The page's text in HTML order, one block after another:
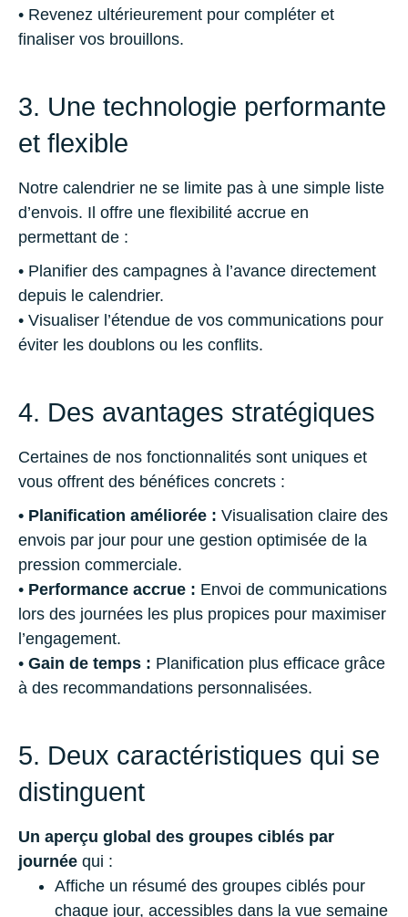
• Revenez ultérieurement pour compléter et
finaliser vos brouillons.
3. Une technologie performante
et flexible
Notre calendrier ne se limite pas à une simple liste
d’envois. Il offre une flexibilité accrue en
permettant de :
• Planifier des campagnes à l’avance directement
depuis le calendrier.
• Visualiser l’étendue de vos communications pour
éviter les doublons ou les conflits.
4. Des avantages stratégiques
Certaines de nos fonctionnalités sont uniques et
vous offrent des bénéfices concrets :
• Planification améliorée : Visualisation claire des
envois par jour pour une gestion optimisée de la
pression commerciale.
• Performance accrue : Envoi de communications
lors des journées les plus propices pour maximiser
l’engagement.
• Gain de temps : Planification plus efficace grâce
à des recommandations personnalisées.
5. Deux caractéristiques qui se
distinguent
Un aperçu global des groupes ciblés par
journée qui :
Affiche un résumé des groupes ciblés pour
chaque jour, accessibles dans la vue semaine